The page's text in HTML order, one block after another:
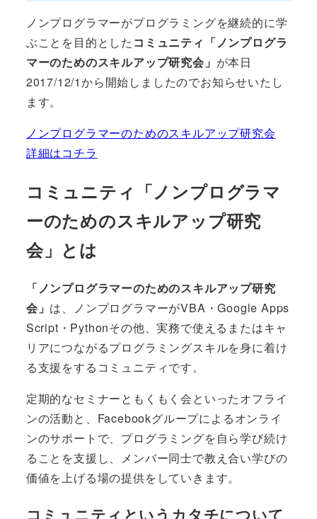
ノンプログラマーがプログラミングを継続的に学
ぶことを目的とした コミュニティ「ノンプログラ
マーのためのスキルアップ研究会」 が本日
2017/12/1から開始しましたのでお知らせいたし
ます。
ノンプログラマーのためのスキルアップ研究会
詳細はコチラ
コミュニティ「ノンプログラマ
ーのためのスキルアップ研究
会」とは
「ノンプログラマーのためのスキルアップ研究
会」 は、ノンプログラマーがVBA・Google Apps
Script・Pythonその他、実務で使えるまたはキャ
リアにつながるプログラミングスキルを身に着け
る支援をするコミュニティです。
定期的なセミナーともくもく会といったオフライ
ンの活動と、Facebookグループによるオンライ
ンのサポートで、プログラミングを自ら学び続け
ることを支援し、メンバー同士で教え合い学びの
価値を上げる場の提供をしていきます。
コミュニティというカタチについて